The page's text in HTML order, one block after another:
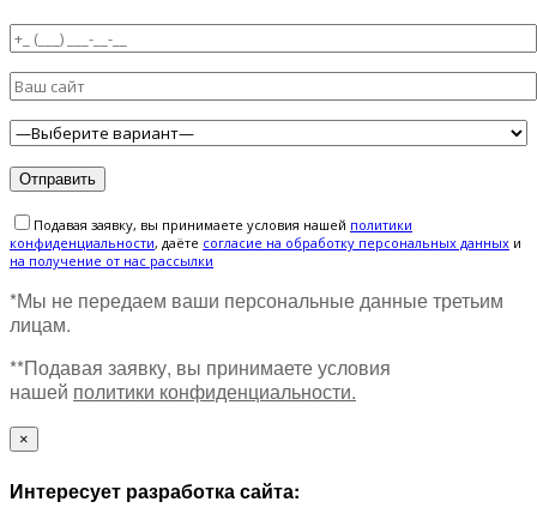
Подавая заявку, вы принимаете условия нашей политики
конфиденциальности, даёте cогласие на обработку персональных данных и
на получение от нас рассылки
*Мы не передаем ваши персональные данные третьим
лицам.
**Подавая заявку, вы принимаете условия
нашей политики конфиденциальности.
×
Интересует разработка сайта: